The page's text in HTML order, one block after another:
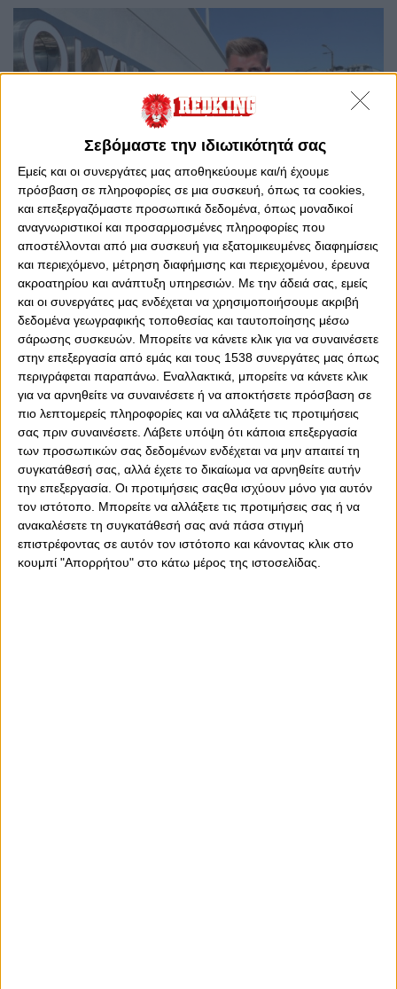
Σεβόμαστε την ιδιωτικότητά σας
Εμείς και οι συνεργάτες μας αποθηκεύουμε και/ή έχουμε
πρόσβαση σε πληροφορίες σε μια συσκευή, όπως τα cookies,
και επεξεργαζόμαστε προσωπικά δεδομένα, όπως μοναδικοί
αναγνωριστικοί και προσαρμοσμένες πληροφορίες που
αποστέλλονται από μια συσκευή για εξατομικευμένες διαφημίσεις
και περιεχόμενο, μέτρηση διαφήμισης και περιεχομένου, έρευνα
ακροατηρίου και ανάπτυξη υπηρεσιών. Με την άδειά σας, εμείς
και οι συνεργάτες μας ενδέχεται να χρησιμοποιήσουμε ακριβή
δεδομένα γεωγραφικής τοποθεσίας και ταυτοποίησης μέσω
σάρωσης συσκευών. Μπορείτε να κάνετε κλικ για να συναινέσετε
στην επεξεργασία από εμάς και τους 1538 συνεργάτες μας όπως
περιγράφεται παραπάνω. Εναλλακτικά, μπορείτε να κάνετε κλικ
για να αρνηθείτε να συναινέσετε ή να αποκτήσετε πρόσβαση σε
πιο λεπτομερείς πληροφορίες και να αλλάξετε τις προτιμήσεις
σας πριν συναινέσετε. Λάβετε υπόψη ότι κάποια επεξεργασία
των προσωπικών σας δεδομένων ενδέχεται να μην απαιτεί τη
συγκατάθεσή σας, αλλά έχετε το δικαίωμα να αρνηθείτε αυτήν
την επεξεργασία. Οι προτιμήσεις σαςθα ισχύουν μόνο για αυτόν
τον ιστότοπο. Μπορείτε να αλλάξετε τις προτιμήσεις σας ή να
ανακαλέσετε τη συγκατάθεσή σας ανά πάσα στιγμή
επιστρέφοντας σε αυτόν τον ιστότοπο και κάνοντας κλικ στο
κουμπί "Απορρήτου" στο κάτω μέρος της ιστοσελίδας.
0
Ο 24χρονος μπακ, Κοστίνια αποκτήθηκε με κάθε
επισημότητα από τον Ολυμπιακό και υπήρξε και
συμπαίκτης του Νταβίντ Κάρμο, ο οποίος πάντως…
απομακρύνθηκε από τον Πειραιά και θέλει να διεκδικήσει
μια θέση βασικού στην Πόρτο. Οι δύο ποδοσφαιριστές
γνωρίζονται από τις μικρές Εθνικές της Πορτογαλίας
και βρίσκονται στην ίδια ηλικία. Αυτή των 24 ετών.
Αναλυτικότερα, αποτέλεσαν μέλη της Κ19 των
Πορτογάλων, τη σεζόν 2017-18, όταν συνυπήρξαν και σε
τρία φιλικά παιχνίδια των Ιβήρων. «Μοιράστηκαν» το
ίδιο γήπεδο για 250 αγωνιστικά λεπτά και συγκεκριμένα
παίζοντας και οι δύο για 90΄, σε ένα 0-0 των Πορτογάλων
με τον Καναδά, σε μια ήττα με 1-2 από την Τουρκία, όπου
ο νέος δεξιός μπακ του θρύλου έπαιξε για 70΄ και ο
Κάρμο για 90΄, ενώ «γεμάτη» ήταν η παρουσία και των